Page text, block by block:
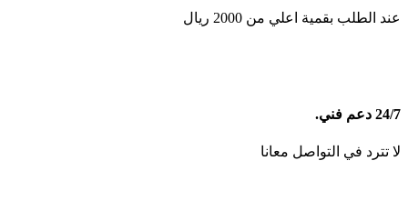
عند الطلب بقمية اعلي من 2000 ريال
24/7 دعم فني.
لا تترد في التواصل معانا